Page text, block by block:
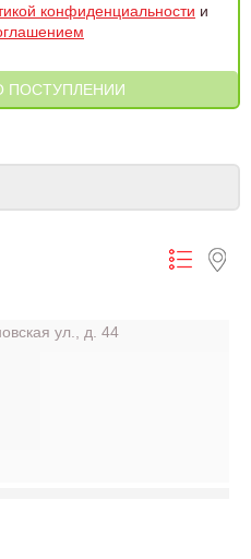
конфиденциальности и
ул., д. 44